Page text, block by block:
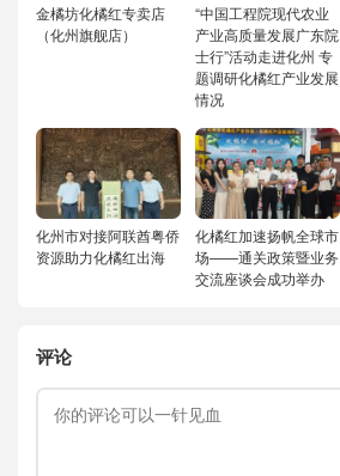
金橘坊化橘红专卖店
（化州旗舰店）
“中国工程院现代农业
产业高质量发展广东院
士行”活动走进化州 专
题调研化橘红产业发展
情况
化州市对接阿联酋粤侨
资源助力化橘红出海
化橘红加速扬帆全球市
场——通关政策暨业务
交流座谈会成功举办
评论